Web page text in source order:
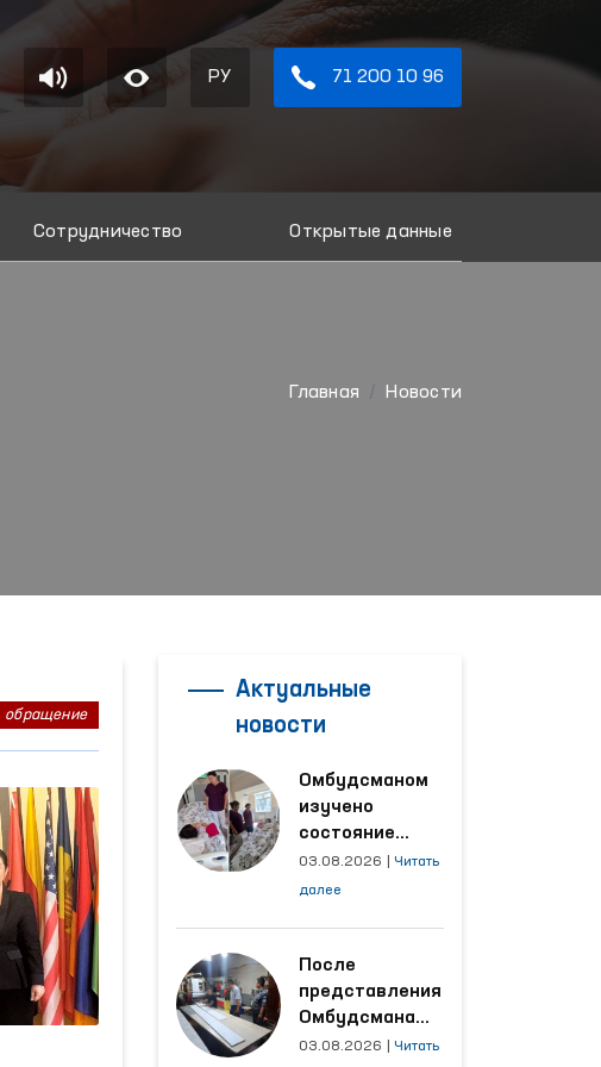
РУ 71 200 10 96
Сотрудничество Открытые данные
Главная Новости
обращение
Актуальные
новости
Омбудсманом
изучено
состояние
женщины,
пострадавшей от
области
03.08.2026
Читать
далее
После
представления
Омбудсмана
улучшены
03.08.2026
Читать